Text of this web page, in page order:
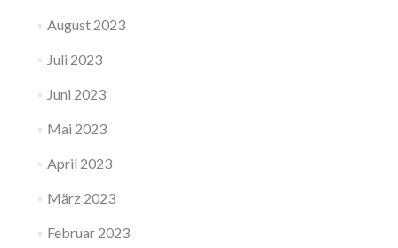
August 2023
Juli 2023
Juni 2023
Mai 2023
April 2023
März 2023
Februar 2023